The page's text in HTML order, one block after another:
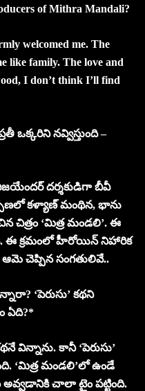
of Mithra Mandali?
welcomed me. The
like family. The love and
I don’t think I’ll find
ఒక్కరిని నవ్విస్తుంది –
దర్శకుడిగా బీవీ
కళ్యాణ్ మంథిన, భాను
చిత్రం ‘మిత్ర మండలి’. ఈ
ఈ క్రమంలో హీరోయిన్ నిహారిక
చెప్పిన సంగతులివే..
‘పెరుసు’ కథని
ఏది?*
విన్నాను. కానీ ‘పెరుసు’
‘మిత్ర మండలి’లో ఉండే
అవ్వడానికి చాలా టైం పట్టింది.